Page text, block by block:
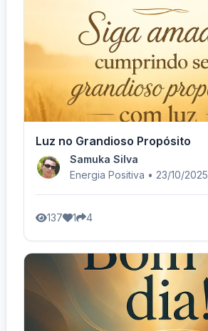
Luz no Grandioso Propósito
Samuka Silva
Energia Positiva • 23/10/2025
137 1 4